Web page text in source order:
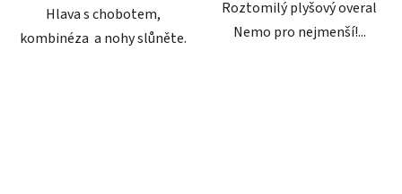
Hlava s chobotem,
kombinéza a nohy slůněte.
Roztomilý plyšový overal
Nemo pro nejmenší!...